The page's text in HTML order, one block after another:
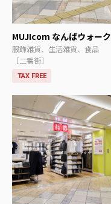
MUJIcom なんばウォーク
服飾雑貨、生活雑貨、食品
［二番街］
TAX FREE